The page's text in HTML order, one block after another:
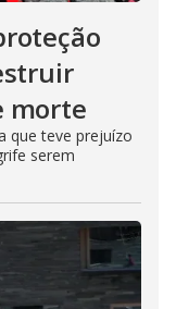
morte
que teve prejuízo
serem